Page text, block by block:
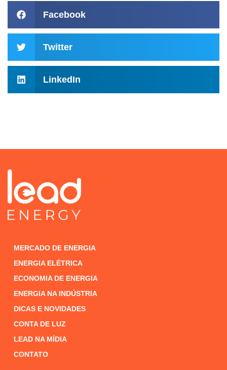
Facebook
Twitter
LinkedIn
MERCADO DE ENERGIA
ENERGIA ELÉTRICA
ECONOMIA DE ENERGIA
ENERGIA NA INDÚSTRIA
DICAS E NOVIDADES
CONTA DE LUZ
LEAD NA MÍDIA
CONTATO